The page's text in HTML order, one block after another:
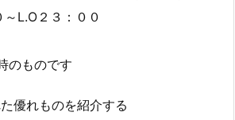
L.O２３：００
のものです
優れものを紹介する